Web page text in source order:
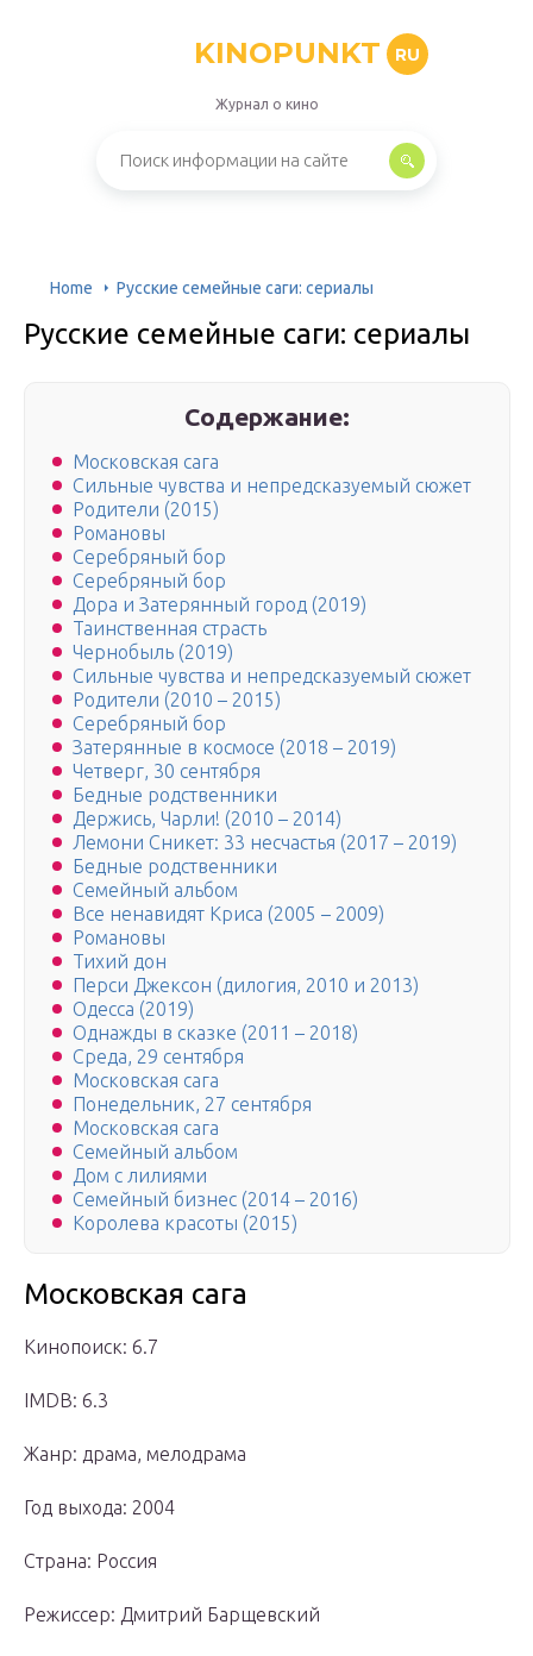
KINOPUNKT RU
Журнал о кино
Home Русские семейные саги: сериалы
Русские семейные саги: сериалы
Содержание:
Московская сага
Сильные чувства и непредсказуемый сюжет
Родители (2015)
Романовы
Серебряный бор
Серебряный бор
Дора и Затерянный город (2019)
Таинственная страсть
Чернобыль (2019)
Сильные чувства и непредсказуемый сюжет
Родители (2010 – 2015)
Серебряный бор
Затерянные в космосе (2018 – 2019)
Четверг, 30 сентября
Бедные родственники
Держись, Чарли! (2010 – 2014)
Лемони Сникет: 33 несчастья (2017 – 2019)
Бедные родственники
Семейный альбом
Все ненавидят Криса (2005 – 2009)
Романовы
Тихий дон
Перси Джексон (дилогия, 2010 и 2013)
Одесса (2019)
Однажды в сказке (2011 – 2018)
Среда, 29 сентября
Московская сага
Понедельник, 27 сентября
Московская сага
Семейный альбом
Дом с лилиями
Семейный бизнес (2014 – 2016)
Королева красоты (2015)
Московская сага
Кинопоиск: 6.7
IMDB: 6.3
Жанр: драма, мелодрама
Год выхода: 2004
Страна: Россия
Режиссер: Дмитрий Барщевский